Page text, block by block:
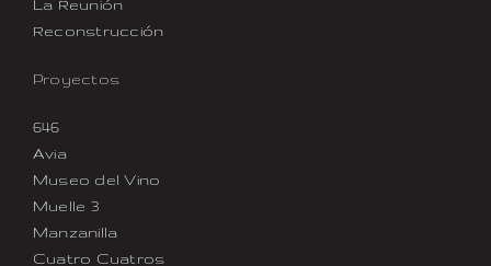
La Reunión
Reconstrucción
Proyectos
646
Avia
Museo del Vino
Muelle 3
Manzanilla
Cuatro Cuatros